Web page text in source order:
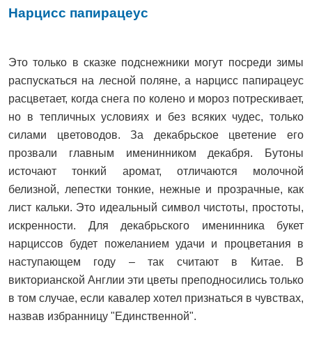
Нарцисс папирацеус
Это только в сказке подснежники могут посреди зимы
распускаться на лесной поляне, а нарцисс папирацеус
расцветает, когда снега по колено и мороз потрескивает,
но в тепличных условиях и без всяких чудес, только
силами цветоводов. За декабрьское цветение его
прозвали главным именинником декабря. Бутоны
источают тонкий аромат, отличаются молочной
белизной, лепестки тонкие, нежные и прозрачные, как
лист кальки. Это идеальный символ чистоты, простоты,
искренности. Для декабрьского именинника букет
нарциссов будет пожеланием удачи и процветания в
наступающем году – так считают в Китае. В
викторианской Англии эти цветы преподносились только
в том случае, если кавалер хотел признаться в чувствах,
назвав избранницу "Единственной".